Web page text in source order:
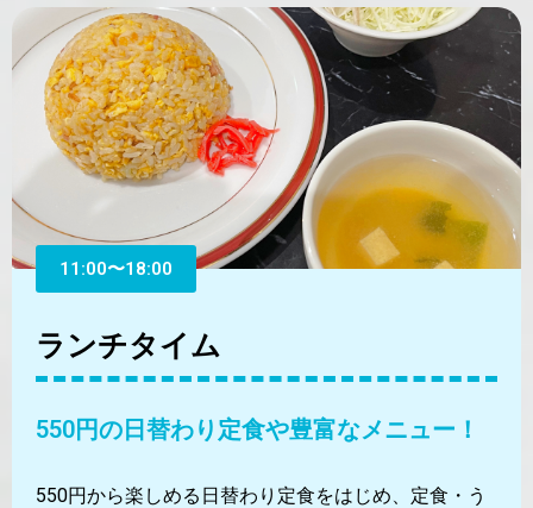
11:00〜18:00
ランチタイム
550円の日替わり定食や豊富なメニュー！
550円から楽しめる日替わり定食をはじめ、定食・う